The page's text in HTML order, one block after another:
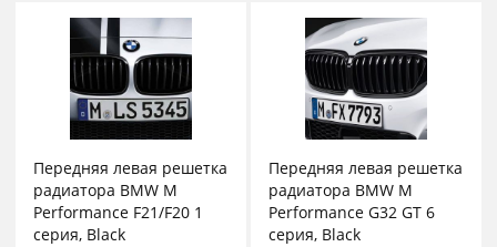
Передняя левая решетка
радиатора BMW M
Performance F21/F20 1
серия, Black
Передняя левая решетка
радиатора BMW M
Performance G32 GT 6
серия, Black